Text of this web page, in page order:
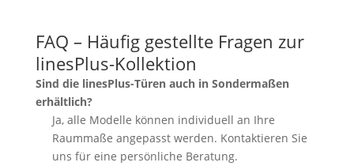
FAQ – Häufig gestellte Fragen zur
linesPlus-Kollektion
Sind die linesPlus-Türen auch in Sondermaßen
erhältlich?
Ja, alle Modelle können individuell an Ihre
Raummaße angepasst werden. Kontaktieren Sie
uns für eine persönliche Beratung.